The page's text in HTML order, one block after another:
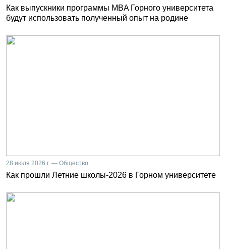
Как выпускники программы MBA Горного университета
будут использовать полученный опыт на родине
28 июля 2026 г. — Общество
Как прошли Летние школы-2026 в Горном университете